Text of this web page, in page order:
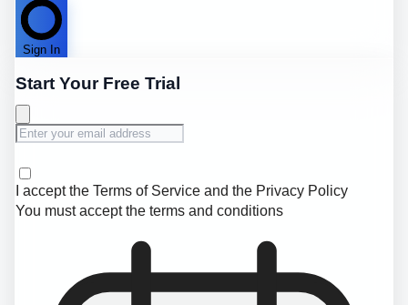
Sign In
Start Your Free Trial
I accept the Terms of Service and the Privacy Policy
You must accept the terms and conditions